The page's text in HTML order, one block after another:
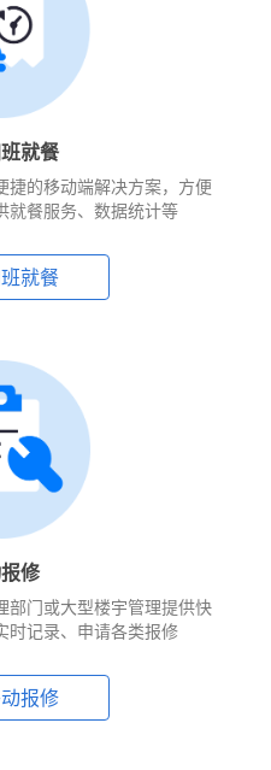
就餐
捷的移动端解决方案，方便
就餐服务、数据统计等
就餐
修
部门或大型楼宇管理提供快
时记录、申请各类报修
报修